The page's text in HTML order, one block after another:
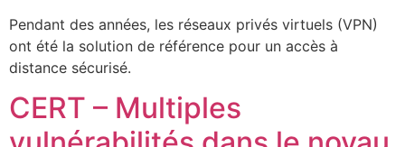
Pendant des années, les réseaux privés virtuels (VPN)
ont été la solution de référence pour un accès à
distance sécurisé.
CERT – Multiples